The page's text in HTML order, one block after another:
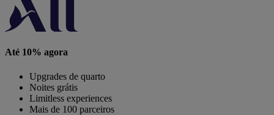
Até 10% agora
Upgrades de quarto
Noites grátis
Limitless experiences
Mais de 100 parceiros